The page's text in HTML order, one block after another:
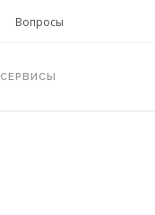
Вопросы
СЕРВИСЫ